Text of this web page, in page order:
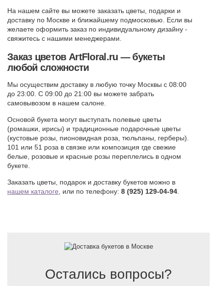
На нашем сайте вы можете заказать цветы, подарки и
доставку по Москве и ближайшему подмосковью. Если вы
желаете оформить заказ по индивидуальному дизайну -
свяжитесь с нашими менеджерами.
Заказ цветов ArtFloral.ru — букеты
любой сложности
Мы осуществим доставку в любую точку Москвы с 08:00
до 23:00. С 09:00 до 21:00 вы можете забрать
самовывозом в нашем салоне.
Основой букета могут выступать полевые цветы
(ромашки, ирисы) и традиционные подарочные цветы
(кустовые розы, пионовидная роза, тюльпаны, герберы).
101 или 51 роза в связке или композиция где свежие
белые, розовые и красные розы переплелись в одном
букете.
Заказать цветы, подарок и доставку букетов можно в
нашем каталоге , или по телефону: 8 (925) 129-04-94
Остались вопросы?